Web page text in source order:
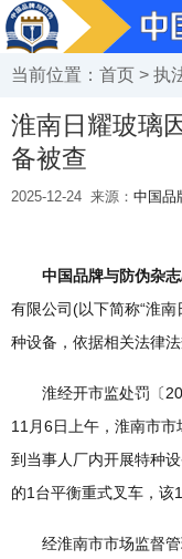
当前位置： 首页 > 执
淮南日耀玻璃
备被查
2025-12-24 来源： 中国品
中国品牌与防伪杂
有限公司(以下简称“淮南
种设备，依据相关法律
淮经开市监处罚〔
11月6日上午，淮南市
到当事人厂内开展特种
的1台平衡重式叉车，该
经淮南市市场监督管